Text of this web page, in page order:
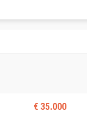
€ 35.000